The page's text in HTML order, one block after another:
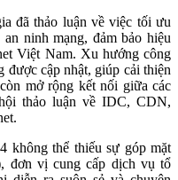
đã thảo luận về việc tối ưu
ninh mạng, đảm bảo hiệu
Việt Nam. Xu hướng công
cập nhật, giúp cải thiện
mở rộng kết nối giữa các
thảo luận về IDC, CDN,
không thể thiếu sự góp mặt
đơn vị cung cấp dịch vụ tổ